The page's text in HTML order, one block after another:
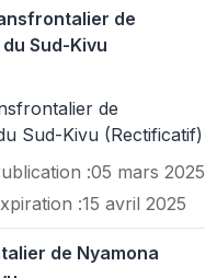
de
Sud-Kivu
de
Sud-Kivu (Rectificatif)
:05 mars 2025
:15 avril 2025
de Nyamona